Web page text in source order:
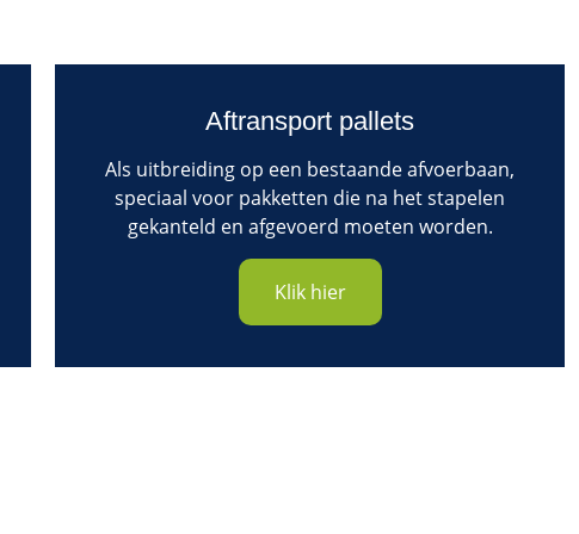
Aftransport pallets
Als uitbreiding op een bestaande afvoerbaan,
speciaal voor pakketten die na het stapelen
gekanteld en afgevoerd moeten worden.
Klik hier